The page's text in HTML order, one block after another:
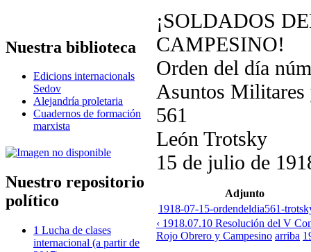
Nuestra biblioteca
Edicions internacionals
Sedov
Alejandría proletaria
Cuadernos de formación
marxista
Nuestro repositorio
político
1 Lucha de clases
internacional (a partir de
¡SOLDADOS
CAMPESINO!
Orden del día
Asuntos Militares
561
León Trotsky
15 de julio de
Adjunto
1918-07-15-ordendeldia561-
‹ 1918.07.10 Resolución del V
Rojo Obrero y Campesino arriba